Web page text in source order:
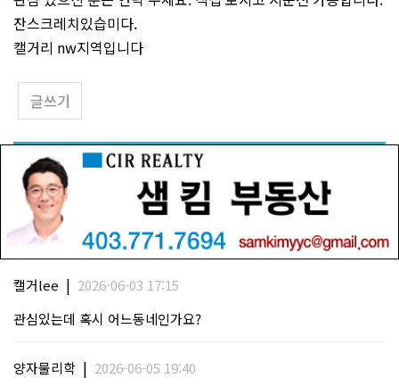
잔스크레치있습미다.
캘거리 nw지역입니다
글쓰기
캘거lee | 2026-06-03 17:15
관심있는데 혹시 어느동네인가요?
양자물리학 | 2026-06-05 19:40